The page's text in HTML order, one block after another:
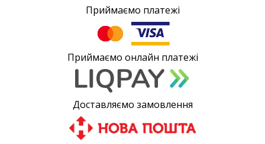
Приймаємо платежі
Приймаємо онлайн платежі
Доставляємо замовлення